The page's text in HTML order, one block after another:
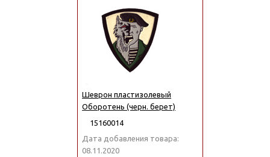
Шеврон пластизолевый
Оборотень (черн. берет)
15160014
Дата добавления товара:
08.11.2020